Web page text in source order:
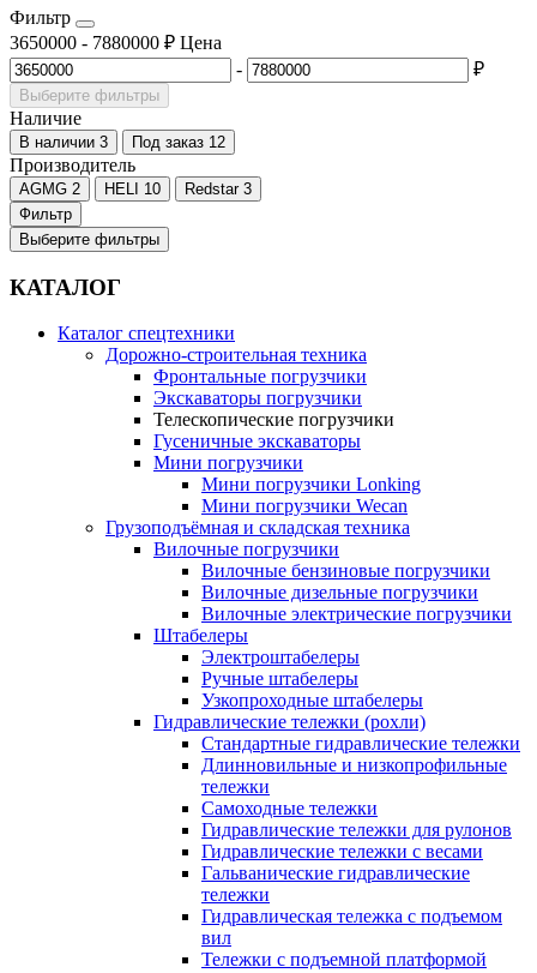
Фильтр
3650000 - 7880000 ₽ Цена
-
₽
Выберите фильтры
Наличие
В наличии 3 Под заказ 12
Производитель
AGMG 2 HELI 10 Redstar 3
Фильтр
Выберите фильтры
КАТАЛОГ
Каталог спецтехники
Дорожно-строительная техника
Фронтальные погрузчики
Экскаваторы погрузчики
Телескопические погрузчики
Гусеничные экскаваторы
Мини погрузчики
Мини погрузчики Lonking
Мини погрузчики Wecan
Грузоподъёмная и складская техника
Вилочные погрузчики
Вилочные бензиновые погрузчики
Вилочные дизельные погрузчики
Вилочные электрические погрузчики
Штабелеры
Электроштабелеры
Ручные штабелеры
Узкопроходные штабелеры
Гидравлические тележки (рохли)
Стандартные гидравлические тележки
Длинновильные и низкопрофильные
тележки
Самоходные тележки
Гидравлические тележки для рулонов
Гидравлические тележки с весами
Гальванические гидравлические
тележки
Гидравлическая тележка с подъемом
вил
Тележки с подъемной платформой